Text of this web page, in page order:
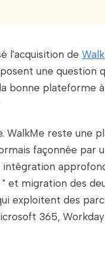
l'acquisition de
une question
bonne plateforme
WalkMe reste une
façonnée par
et migration des
exploitent des
365,